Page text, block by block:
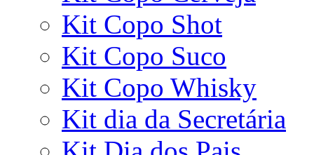
Kit Copo Shot
Kit Copo Suco
Kit Copo Whisky
Kit dia da Secretária